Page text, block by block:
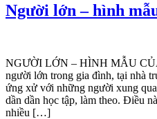
Người lớn – hình
NGƯỜI LỚN – HÌNH MẪU
người lớn trong gia đình, tại nhà
ứng xử với những người xung
dần dần học tập, làm theo. Điều
nhiều […]